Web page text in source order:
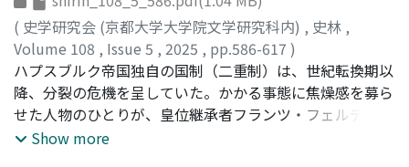
占」や『史記』天官書などの術数書の文脈では、反秦勢力
蜂起の起点、あるいはその年を示す語として用いられてい
ること、そして陳渉政権に法統は認められていなかったこ
とを明らかにした。
( 史学研究会 (京都大学大学院文学研究科内) , 史林 ,
Volume 108 , Issue 5 , 2025 , pp.586-617 )
村上, 亮;MURAKAMI, Ryo
ハプスブルク帝国独自の国制（二重制）は、世紀転換期以
降、分裂の危機を呈していた。かかる事態に焦燥感を募ら
せた人物のひとりが、皇位継承者フランツ・フェルディナ
ント大公である。従来、彼の周辺で練られた国制改革は
Show more